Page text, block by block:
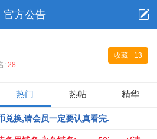
官方公告
收藏 +13
: 28
热门 热帖 精华
兑换,请会员一定要认真看完.